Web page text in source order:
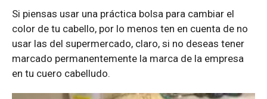
Si piensas usar una práctica bolsa para cambiar el
color de tu cabello, por lo menos ten en cuenta de no
usar las del supermercado, claro, si no deseas tener
marcado permanentemente la marca de la empresa
en tu cuero cabelludo.